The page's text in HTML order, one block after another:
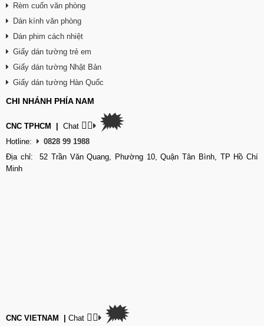
Rèm cuốn văn phòng
Dán kính văn phòng
Dán phim cách nhiệt
Giấy dán tường trẻ em
Giấy dán tường Nhật Bản
Giấy dán tường Hàn Quốc
CHI NHÁNH PHÍA NAM
CNC TPHCM Chat 👉🏽 🗯
Hotline:
0828 99 1988
Địa chỉ: 52 Trần Văn Quang, Phường 10, Quận Tân Bình, TP Hồ Chí
Minh
CNC VIETNAM Chat 👉🏽 🗯